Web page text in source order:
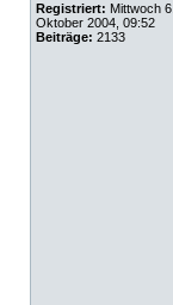
Registriert: Mittwoch 6.
Oktober 2004, 09:52
Beiträge: 2133